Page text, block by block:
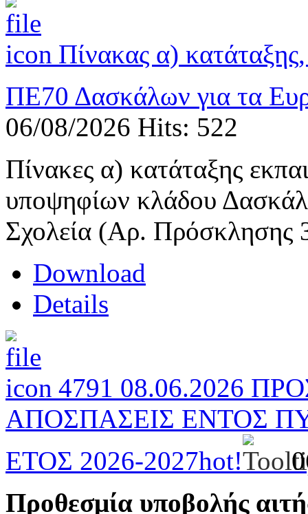
Πίνακας α)
ΠΕ70 Δασκάλων για τα
06/08/2026 Hits: 522
Πίνακες α) κατάταξης
υποψηφίων κλάδου
Σχολεία (Αρ.
Download
Details
4791 08.06.2026
ΑΠΟΣΠΑΣΕΙΣ ΕΝΤΟΣ
ΕΤΟΣ 2026-2027hot!
Προθεσμία υποβολής